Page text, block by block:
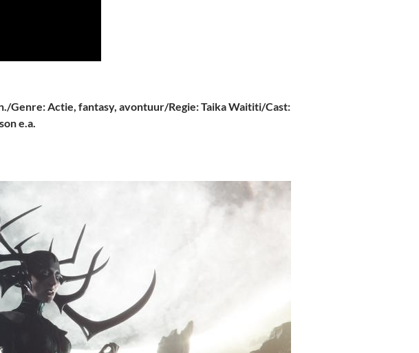
Genre: Actie, fantasy, avontuur/Regie: Taika Waititi/Cast:
e.a.